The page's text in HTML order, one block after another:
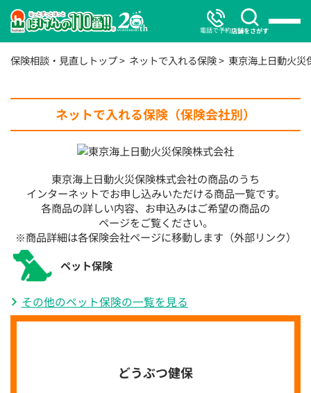
電話で予約店舗をさがす
保険相談・見直しトップ ネットで入れる保険 東京海上日動火災
ネットで入れる保険（保険会社別）
東京海上日動火災保険株式会社の商品のうち
インターネットでお申し込みいただける商品一覧です。
各商品の詳しい内容、お申込みはご希望の商品の
ページをご覧ください。
※商品詳細は各保険会社ページに移動します（外部リンク）
ペット保険
その他のペット保険の一覧を見る
どうぶつ健保